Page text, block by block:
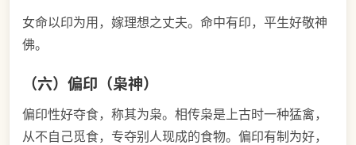
女命以印为用，嫁理想之丈夫。命中有印，平生好敬神
佛。
（六）偏印（枭神）
偏印性好夺食，称其为枭。相传枭是上古时一种猛禽，
从不自己觅食，专夺别人现成的食物。偏印有制为好，